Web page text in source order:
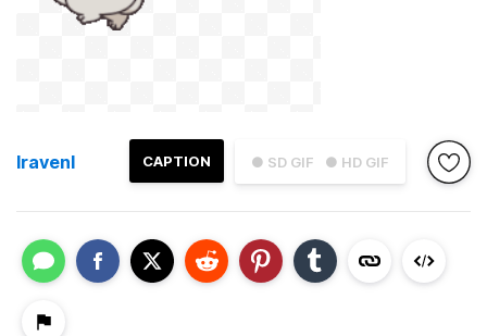
● SD GIF ● HD GIF
CAPTION
lravenl